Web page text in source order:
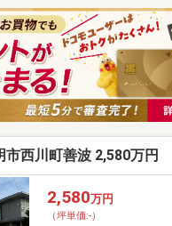
の広い公道に面しており、車
の周辺環境：アオキスーパー
、文化会館がすべて徒歩圏内に
。日当たりや周辺ののどかな
でしか体感できません。ぜひ
ださい！
市西川町善波 2,580万円
2,580万円
（坪単価:-）